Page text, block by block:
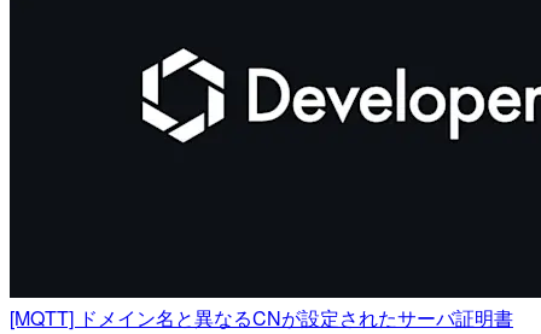
[MQTT] ドメイン名と異なるCNが設定されたサーバ証明書